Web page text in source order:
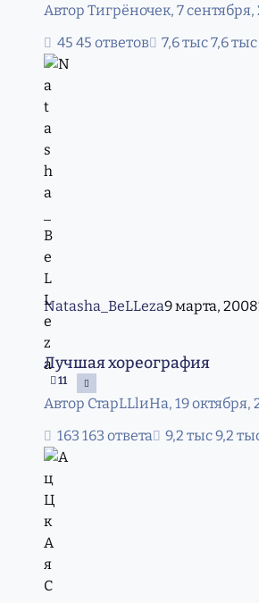
Автор Тигрёночек, 7 сентября,
45 ответов
7,6
Natasha_BeLLeza9 марта, 2008
Лучшая хореография
Лучшая хореография
11
Автор СтарLLlиНа, 19 октября,
163 ответа
9,2